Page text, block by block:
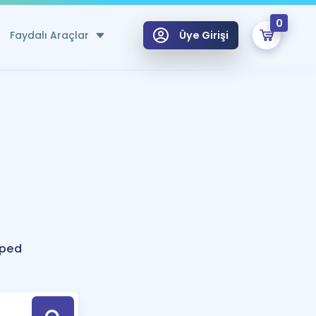
Faydalı Araçlar
Hesaplama Aracı
için Öneriler
Tek Takvimde
Üye Girişi
0
Hoca ile seni sınava hazırlayacak onlarca eğitim seni bekliyor!